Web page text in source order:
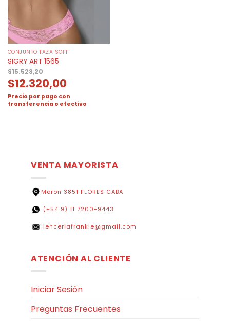
CONJUNTO TAZA SOFT
SIGRY ART 1565
$15.523,20
$12.320,00
Precio por pago con
transferencia o efectivo
VENTA MAYORISTA
Moron 3851 FLORES CABA
(+54 9) 11 7200-9443
lenceriafrankie@gmail.com
ATENCIÓN AL CLIENTE
Iniciar Sesión
Preguntas Frecuentes